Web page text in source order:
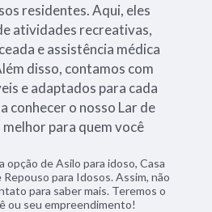
residentes. Aqui, eles
atividades recreativas,
e assistência médica
disso, contamos com
e adaptados para cada
conhecer o nosso Lar de
para quem você
opção de Asilo para idoso, Casa
para Idosos. Assim, não
para saber mais. Teremos o
ou seu empreendimento!